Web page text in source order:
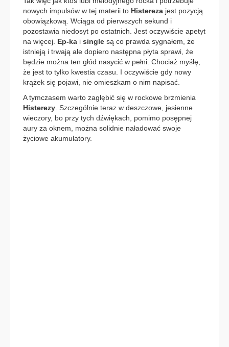
nowych impulsów w tej materii to Histereza jest pozycją
obowiązkową. Wciąga od pierwszych sekund i
pozostawia niedosyt po ostatnich. Jest oczywiście apetyt
na więcej. Ep-ka i single są co prawda sygnałem, że
istnieją i trwają ale dopiero następna płyta sprawi, że
będzie można ten głód nasycić w pełni. Chociaż myślę,
że jest to tylko kwestia czasu. I oczywiście gdy nowy
krążek się pojawi, nie omieszkam o nim napisać.
A tymczasem warto zagłębić się w rockowe brzmienia
Histerezy . Szczególnie teraz w deszczowe, jesienne
wieczory, bo przy tych dźwiękach, pomimo posępnej
aury za oknem, można solidnie naładować swoje
życiowe akumulatory.